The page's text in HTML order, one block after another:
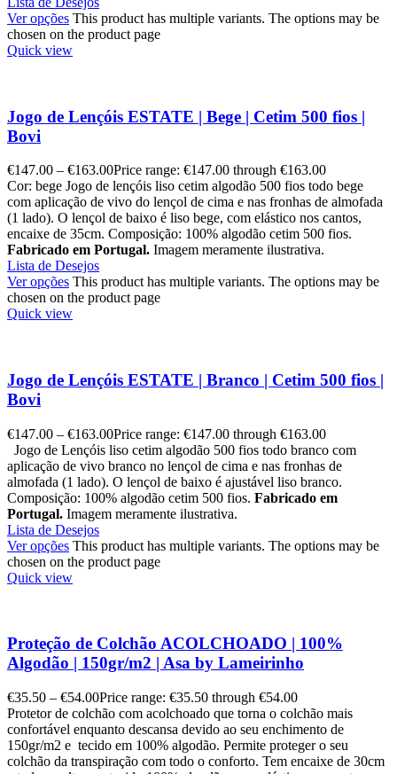
Ver opções This product has multiple variants. The options may be
chosen on the product page
Quick view
Jogo de Lençóis ESTATE | Bege | Cetim 500 fios |
Bovi
€147.00 – €163.00Price range: €147.00 through €163.00
Cor: bege Jogo de lençóis liso cetim algodão 500 fios todo bege
com aplicação de vivo do lençol de cima e nas fronhas de almofada
(1 lado). O lençol de baixo é liso bege, com elástico nos cantos,
encaixe de 35cm. Composição: 100% algodão cetim 500 fios.
Fabricado em Portugal. Imagem meramente ilustrativa.
Lista de Desejos
Ver opções This product has multiple variants. The options may be
chosen on the product page
Quick view
Jogo de Lençóis ESTATE | Branco | Cetim 500 fios |
Bovi
€147.00 – €163.00Price range: €147.00 through €163.00
Jogo de Lençóis liso cetim algodão 500 fios todo branco com
aplicação de vivo branco no lençol de cima e nas fronhas de
almofada (1 lado). O lençol de baixo é ajustável liso branco.
Composição: 100% algodão cetim 500 fios. Fabricado em
Portugal. Imagem meramente ilustrativa.
Lista de Desejos
Ver opções This product has multiple variants. The options may be
chosen on the product page
Quick view
Proteção de Colchão ACOLCHOADO | 100%
Algodão | 150gr/m2 | Asa by Lameirinho
€35.50 – €54.00Price range: €35.50 through €54.00
Protetor de colchão com acolchoado que torna o colchão mais
confortável enquanto descansa devido ao seu enchimento de
150gr/m2 e tecido em 100% algodão. Permite proteger o seu
colchão da transpiração com todo o conforto. Tem encaixe de 30cm